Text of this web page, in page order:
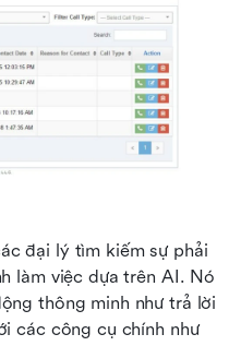
đại lý tìm kiếm sự phải
làm việc dựa trên AI. Nó
thông minh như trả lời
các công cụ chính như